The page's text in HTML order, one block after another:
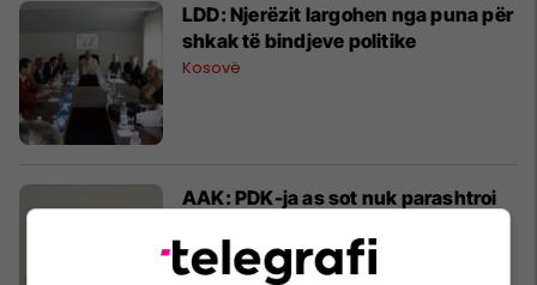
LDD: Njerëzit largohen nga puna për
shkak të bindjeve politike
Kosovë
AAK: PDK-ja as sot nuk parashtroi
Kosovë